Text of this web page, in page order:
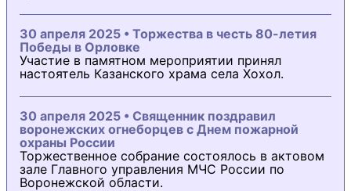
30 апреля 2025 • Торжества в честь 80-летия
Победы в Орловке
Участие в памятном мероприятии принял
настоятель Казанского храма села Хохол.
30 апреля 2025 • Священник поздравил
воронежских огнеборцев с Днем пожарной
охраны России
Торжественное собрание состоялось в актовом
зале Главного управления МЧС России по
Воронежской области.